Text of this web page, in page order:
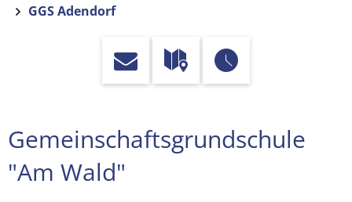
GGS Adendorf
GGS
Adendorf
Gemeinschaftsgrundschule
"Am Wald"